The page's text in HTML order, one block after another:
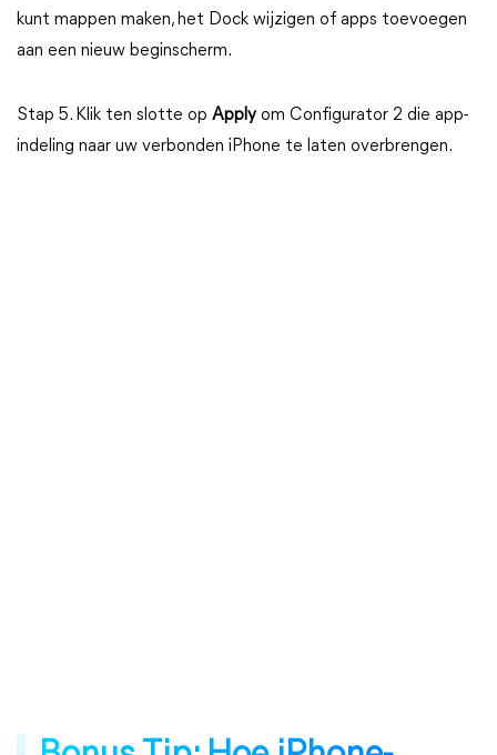
kunt mappen maken, het Dock wijzigen of apps toevoegen
aan een nieuw beginscherm.
Stap 5. Klik ten slotte op Applyom Configurator 2 die app-
indeling naar uw verbonden iPhone te laten overbrengen.